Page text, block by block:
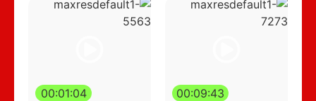
00:09:43
00:01:04